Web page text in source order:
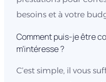
besoins et à votre
Comment puis-je être
m’intéresse ?
C’est simple, il vous